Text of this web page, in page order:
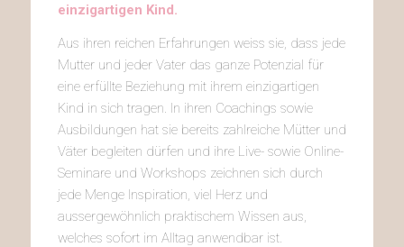
einzigartigen Kind.
Aus ihren reichen Erfahrungen weiss sie, dass jede
Mutter und jeder Vater das ganze Potenzial für
eine erfüllte Beziehung mit ihrem einzigartigen
Kind in sich tragen. In ihren Coachings sowie
Ausbildungen hat sie bereits zahlreiche Mütter und
Väter begleiten dürfen und ihre Live- sowie Online-
Seminare und Workshops zeichnen sich durch
jede Menge Inspiration, viel Herz und
aussergewöhnlich praktischem Wissen aus,
welches sofort im Alltag anwendbar ist.